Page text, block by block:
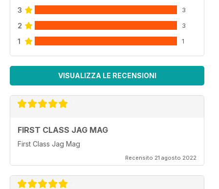
3 3
2 3
1 1
VISUALIZZA LE RECENSIONI
FIRST CLASS JAG MAG
First Class Jag Mag
Recensito 21 agosto 2022